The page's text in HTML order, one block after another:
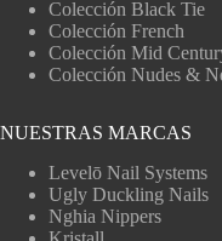
Colección Black Tie
Colección French
Colección Mid
Colección Nudes &
NUESTRAS MARCAS
Levelō Nail Systems
Ugly Duckling Nails
Nghia Nippers